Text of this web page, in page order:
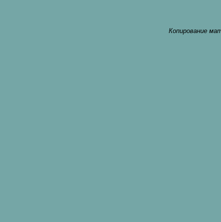
Копирование